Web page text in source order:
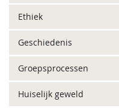
Ethiek
Geschiedenis
Groepsprocessen
Huiselijk geweld